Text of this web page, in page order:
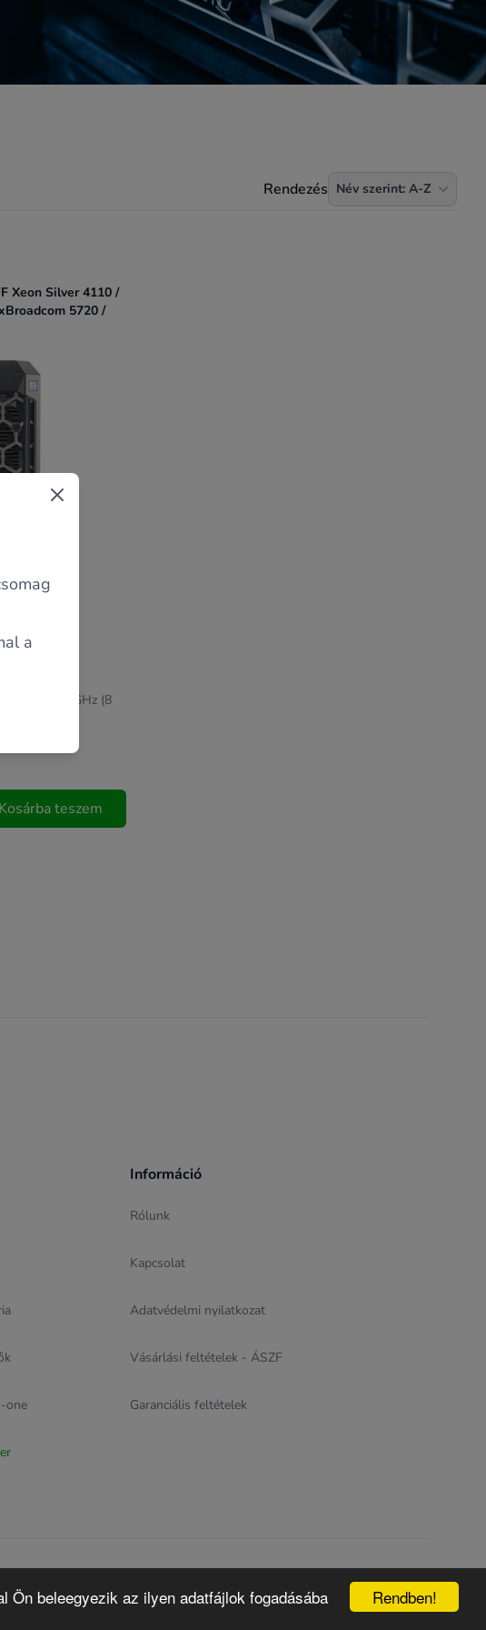
Rendben!
Ön beleegyezik az ilyen adatfájlok fogadásába
Termékek rendezése
Rendezés Név szerint: A-Z
Xeon Silver 4110 /
5720 /
4110 2.1 GHz (8
Kosárba teszem
one
Információ
Rólunk
Kapcsolat
Adatvédelmi nyilatkozat
Vásárlási feltételek - ÁSZF
Garanciális feltételek
a